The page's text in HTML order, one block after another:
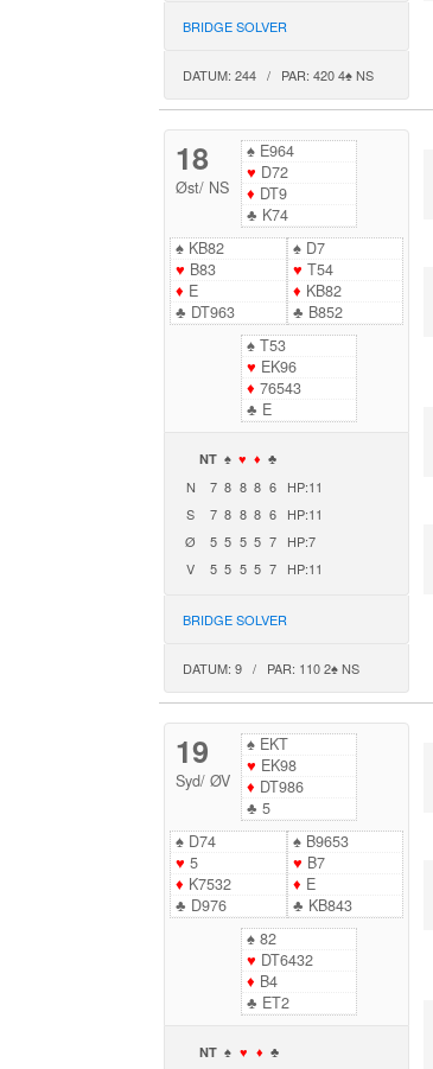
BRIDGE SOLVER
DATUM: 244 / PAR: 420 4♠ NS
18
Øst/ NS
♠E964
♥ D72
♦ DT9
♣ K74
♠ KB82
♥ B83
♦ E
♣ DT963
♠D7
♥ T54
♦ KB82
♣ B852
♠T53
♥ EK96
♦ 76543
♣ E
NT ♠ ♥ ♦ ♣
N 7 8 8 8 6
HP:11
S
7 8 8 8 6
HP:11
Ø
5 5 5 5 7
HP:7
V
5 5 5 5 7 HP:11
BRIDGE SOLVER
DATUM: 9 / PAR: 110 2♠ NS
19
Syd/ØV
♠EKT
♥ EK98
♦ DT986
♣ 5
♠ D74
♥ 5
♦ K7532
♣ D976
♠B9653
♥ B7
♦ E
♣ KB843
♠82
♥ DT6432
♦ B4
♣ ET2
NT ♠ ♥ ♦ ♣